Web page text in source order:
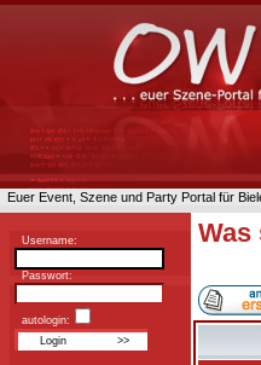
Euer Event, Szene und Party Portal für
Username:
Passwort:
autologin:
Was